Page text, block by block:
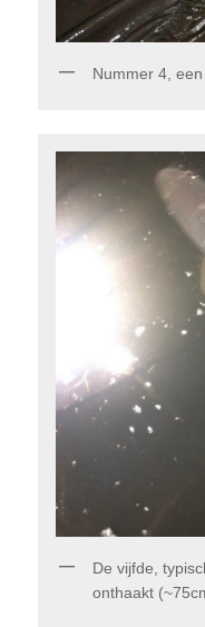
Nummer 4,
De vijfde,
onthaakt